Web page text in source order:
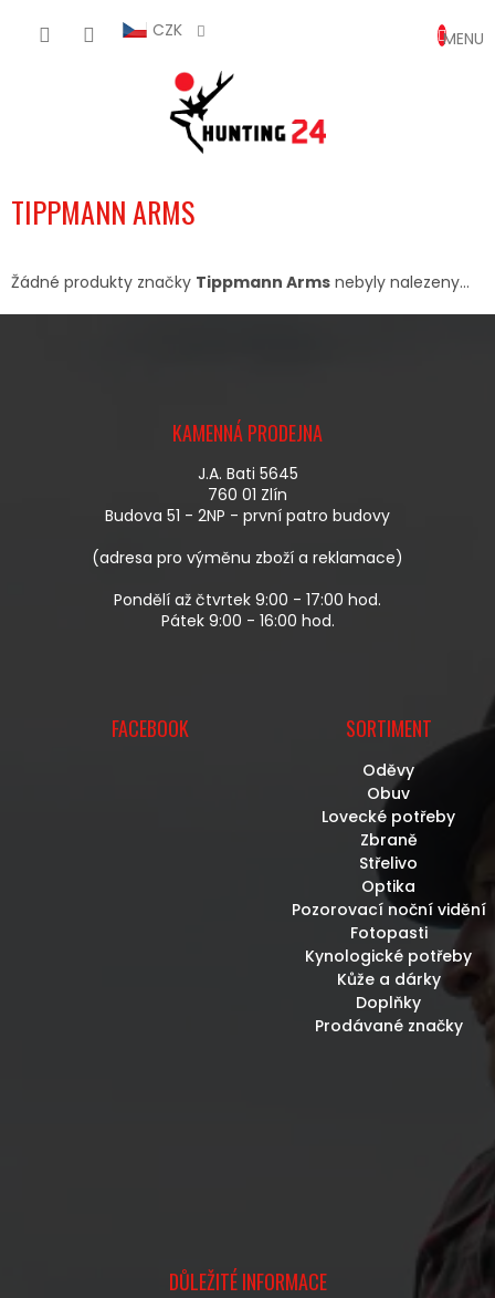
CZK
KOŠÍK
TIPPMANN ARMS
Žádné produkty značky Tippmann Arms nebyly nalezeny...
KAMENNÁ PRODEJNA
J.A. Bati 5645
760 01 Zlín
Budova 51 - 2NP - první patro budovy
(adresa pro výměnu zboží a reklamace)
Pondělí až čtvrtek 9:00 - 17:00 hod.
Pátek 9:00 - 16:00 hod.
FACEBOOK SORTIMENT
Oděvy
Obuv
Lovecké potřeby
Zbraně
Střelivo
Optika
Pozorovací noční vidění
Fotopasti
Kynologické potřeby
Kůže a dárky
Doplňky
Prodávané značky
DŮLEŽITÉ INFORMACE